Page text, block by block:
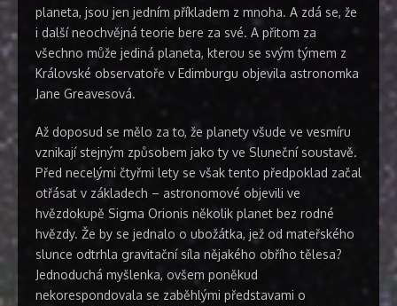
planeta, jsou jen jedním příkladem z mnoha. A zdá se, že
i další neochvějná teorie bere za své. A přitom za
všechno může jediná planeta, kterou se svým týmem z
Královské observatoře v Edimburgu objevila astronomka
Jane Greavesová.
Až doposud se mělo za to, že planety všude ve vesmíru
vznikají stejným způsobem jako ty ve Sluneční soustavě.
Před necelými čtyřmi lety se však tento předpoklad začal
otřásat v základech – astronomové objevili ve
hvězdokupě Sigma Orionis několik planet bez rodné
hvězdy. Že by se jednalo o ubožátka, jež od mateřského
slunce odtrhla gravitační síla nějakého obřího tělesa?
Jednoduchá myšlenka, ovšem poněkud
nekorespondovala se zaběhlými představami o